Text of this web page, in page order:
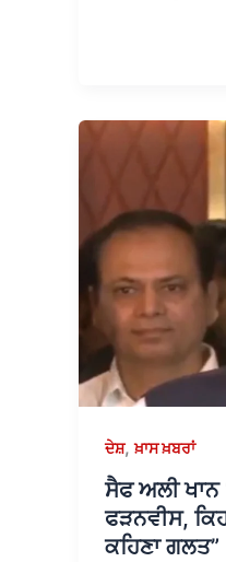
ਦੇਸ਼,ਖ਼ਾਸ ਖ਼ਬਰਾਂ
ਸੈਫ ਅਲੀ ਖਾਨ
ਫੜਨਵੀਸ,
ਕਹਿਣਾ ਗਲਤ”